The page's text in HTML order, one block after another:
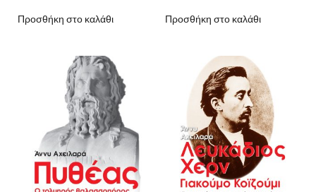
Προσθήκη στο καλάθι Προσθήκη στο καλάθι